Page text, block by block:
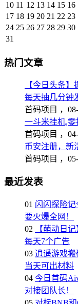
10 11 12 13 14 15 16
17 18 19 20 21 22 23
24 25 26 27 28 29 30
31
热门文章
【今日头条
每天抽几分钟
首码项目 ，
一斗米挂机,
首码项目 ，
币安注册，新
首码项目 ，
最近发表
01 闪闪探险
要火爆全网！
02
【萌动日
每天7个广告
03 逍遥游戏搬
当天可出材料
04 今日首码
对接团队长！